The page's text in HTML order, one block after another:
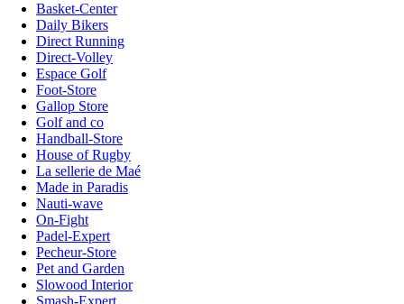
Basket-Center
Daily Bikers
Direct Running
Direct-Volley
Espace Golf
Foot-Store
Gallop Store
Golf and co
Handball-Store
House of Rugby
La sellerie de Maé
Made in Paradis
Nauti-wave
On-Fight
Padel-Expert
Pecheur-Store
Pet and Garden
Slowood Interior